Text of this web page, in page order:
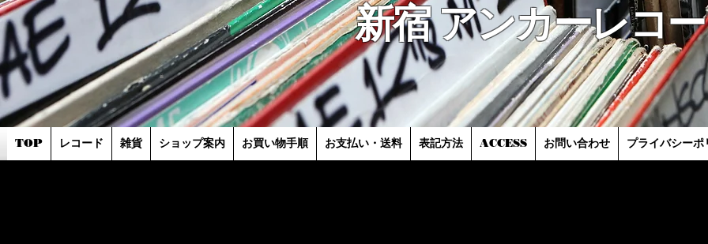
TOP レコード 雑貨 ショップ案内 お買い物手順 お支払い・送料 表記方法 ACCESS お問い合わせ プライバシーポ
新宿 アンカーレコ